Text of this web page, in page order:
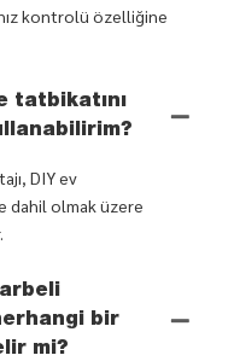
kontrolü özelliğine
tatbikatını
DIY ev
dahil olmak üzere
bir
mi?